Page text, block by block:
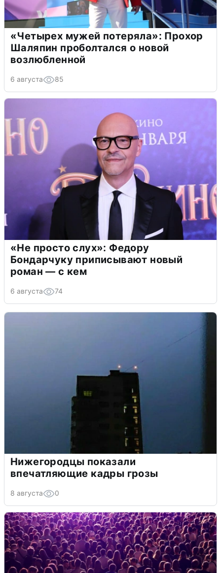
«Четырех мужей потеряла»: Прохор
Шаляпин проболтался о новой
возлюбленной
6 августа 85
«Не просто слух»: Федору
Бондарчуку приписывают новый
роман — с кем
6 августа 74
Нижегородцы показали
впечатляющие кадры грозы
8 августа 0